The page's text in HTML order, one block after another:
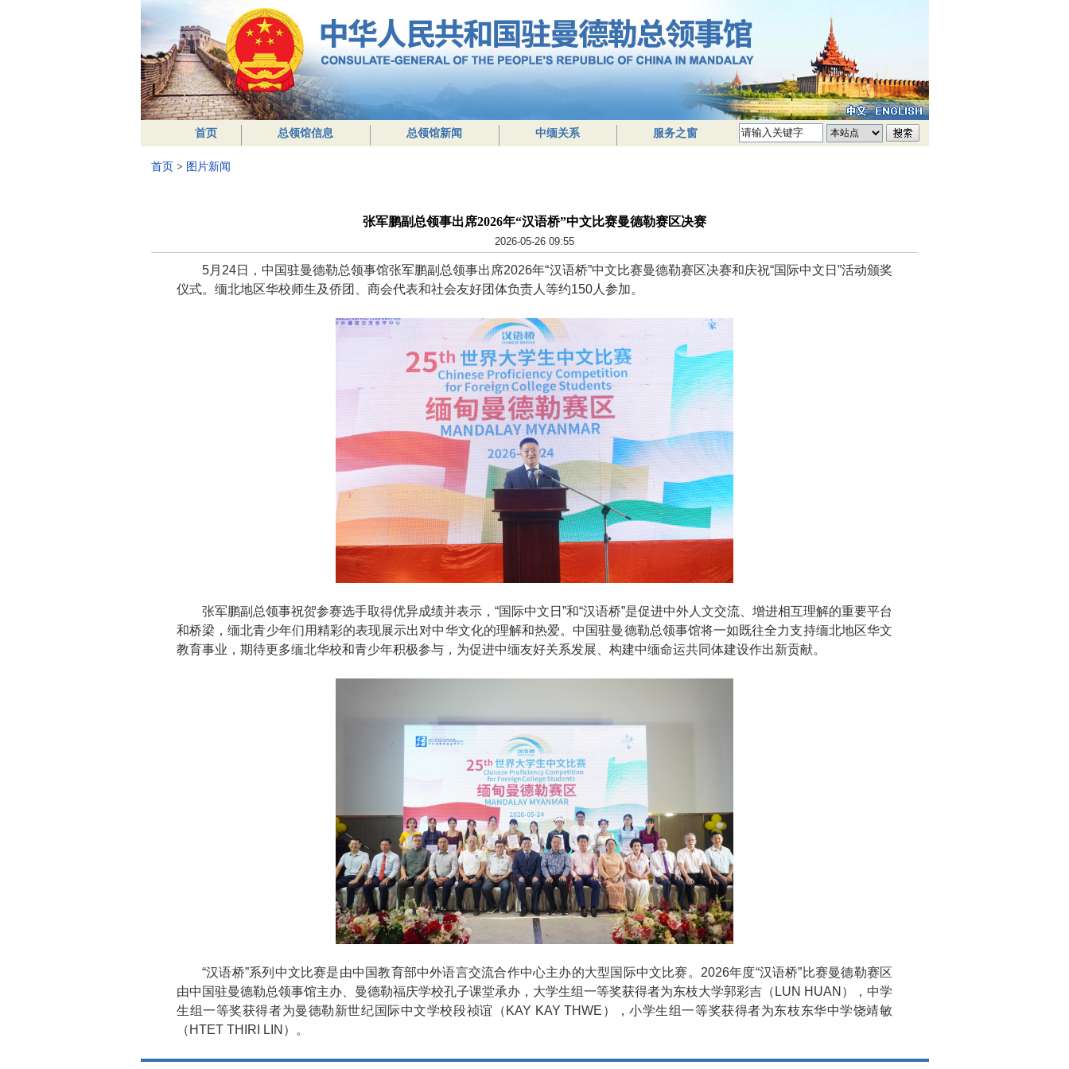
首页 总领馆信息 总领馆新闻 中缅关系 服务之窗
首页 > 图片新闻
张军鹏副总领事出席2026年“汉语桥”中文比赛曼德勒赛区决赛
2026-05-26 09:55
5月24日，中国驻曼德勒总领事馆张军鹏副总领事出席2026年“汉语桥”中文比赛曼德勒赛区决赛和庆祝“国际中文日”活动颁奖
仪式。缅北地区华校师生及侨团、商会代表和社会友好团体负责人等约150人参加。
张军鹏副总领事祝贺参赛选手取得优异成绩并表示，“国际中文日”和“汉语桥”是促进中外人文交流、增进相互理解的重要平台
和桥梁，缅北青少年们用精彩的表现展示出对中华文化的理解和热爱。中国驻曼德勒总领事馆将一如既往全力支持缅北地区华文
教育事业，期待更多缅北华校和青少年积极参与，为促进中缅友好关系发展、构建中缅命运共同体建设作出新贡献。
“汉语桥”系列中文比赛是由中国教育部中外语言交流合作中心主办的大型国际中文比赛。2026年度“汉语桥”比赛曼德勒赛区
由中国驻曼德勒总领事馆主办、曼德勒福庆学校孔子课堂承办，大学生组一等奖获得者为东枝大学郭彩吉（LUN HUAN），中学
生组一等奖获得者为曼德勒新世纪国际中文学校段祯谊（KAY KAY THWE），小学生组一等奖获得者为东枝东华中学饶靖敏
（HTET THIRI LIN）。